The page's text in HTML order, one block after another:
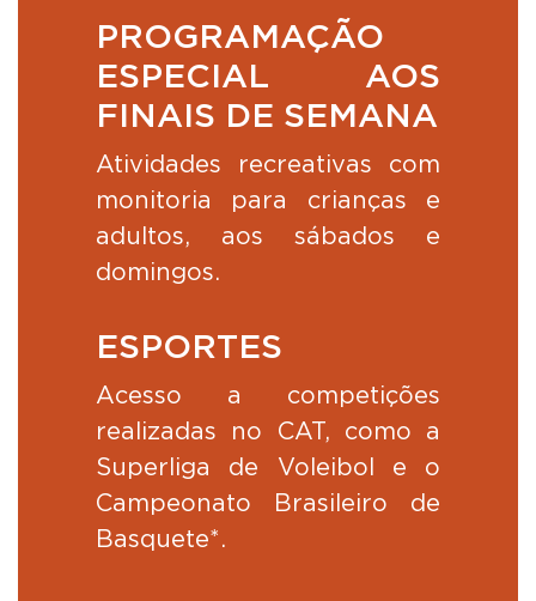
PROGRAMAÇÃO
ESPECIAL AOS
FINAIS DE SEMANA
Atividades recreativas com
monitoria para crianças e
adultos, aos sábados e
domingos.
ESPORTES
Acesso a competições
realizadas no CAT, como a
Superliga de Voleibol e o
Campeonato Brasileiro de
Basquete*.